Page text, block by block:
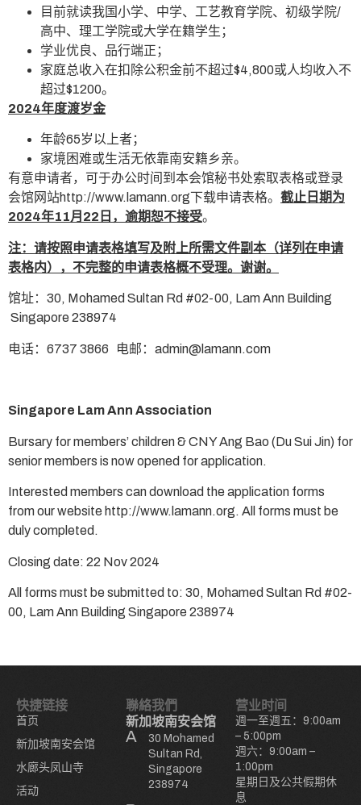
目前就读我国小学、中学、工艺教育学院、初级学院/
高中、理工学院或大学在籍学生；
学业优良、品行端正；
家庭总收入在扣除公积金前不超过$4,800或人均收入不
超过$1200。
2024年度渡岁金
年龄65岁以上者；
家境困难或生活无依靠南安籍乡亲。
有意申请者，可于办公时间到本会馆秘书处索取表格或登录
会馆网站http://www.lamann.org下载申请表格。 截止日期为
2024年11月 22 日，逾期恕不接受。
注：请按照申请表格填写及附上所需文件副本（详列在申请
表格内），不完整的申请表格概不受理。谢谢。
馆址：30, Mohamed Sultan Rd #02-00, Lam Ann Building
Singapore 238974
电话：6737 3866 电邮：admin@lamann.com
Singapore Lam Ann Association
Bursary for members’ children & CNY Ang Bao (Du Sui Jin) for
senior members is now opened for application.
Interested members can download the application forms
from our website http://www.lamann.org. All forms must be
duly completed.
Closing date: 22 Nov 2024
All forms must be submitted to: 30, Mohamed Sultan Rd #02-
00, Lam Ann Building Singapore 238974
快捷链接
首页
新加坡南安会馆
水廊头凤山寺
活动
聯絡我們
新加坡南安会馆
30 Mohamed
Sultan Rd,
Singapore
238974
营业时间
週一至週五：9:00am
– 5:00pm
週六：9:00am –
1:00pm
星期日及公共假期休
息